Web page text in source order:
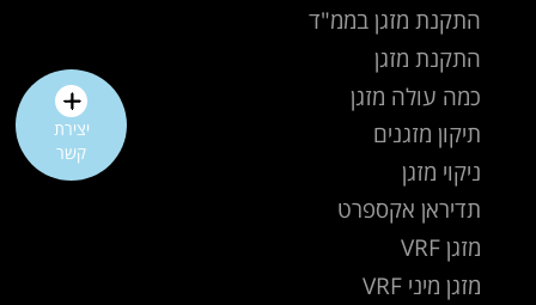
התקנת מזגן בממ"ד
התקנת מזגן
כמה עולה מזגן
תיקון מזגנים
ניקוי מזגן
תדיראן אקספרט
מזגן VRF
מזגן מיני VRF
יצירת
קשר